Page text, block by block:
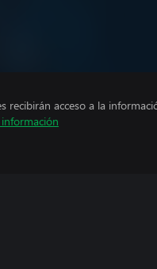
recibirán acceso a la